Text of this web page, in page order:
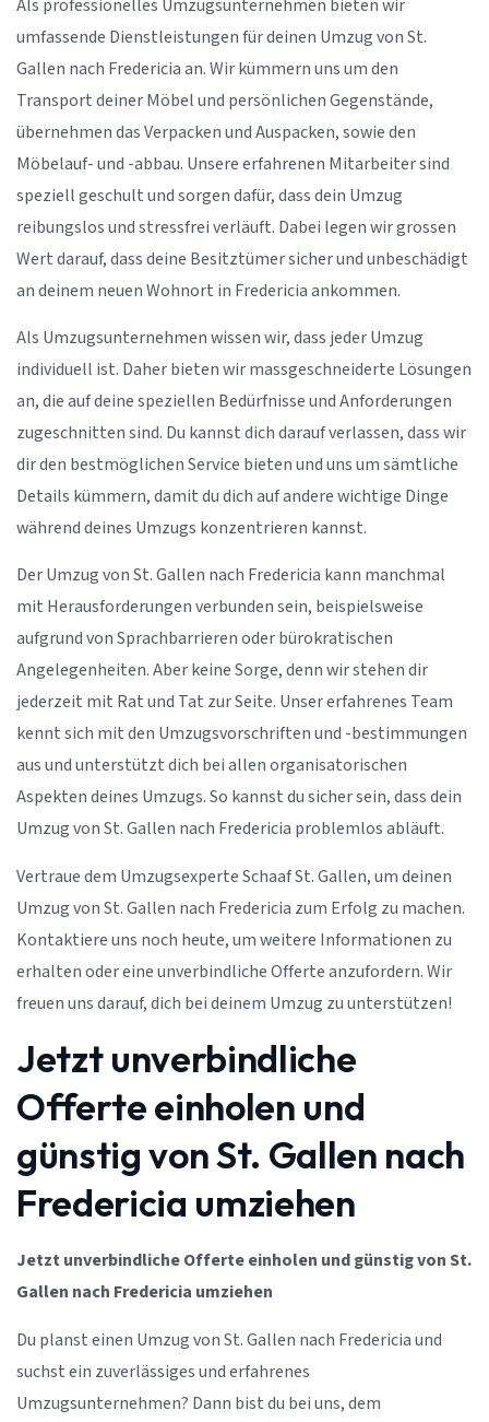
Als professionelles Umzugsunternehmen bieten wir
umfassende Dienstleistungen für deinen Umzug von St.
Gallen nach Fredericia an. Wir kümmern uns um den
Transport deiner Möbel und persönlichen Gegenstände,
übernehmen das Verpacken und Auspacken, sowie den
Möbelauf- und -abbau. Unsere erfahrenen Mitarbeiter sind
speziell geschult und sorgen dafür, dass dein Umzug
reibungslos und stressfrei verläuft. Dabei legen wir grossen
Wert darauf, dass deine Besitztümer sicher und unbeschädigt
an deinem neuen Wohnort in Fredericia ankommen.
Als Umzugsunternehmen wissen wir, dass jeder Umzug
individuell ist. Daher bieten wir massgeschneiderte Lösungen
an, die auf deine speziellen Bedürfnisse und Anforderungen
zugeschnitten sind. Du kannst dich darauf verlassen, dass wir
dir den bestmöglichen Service bieten und uns um sämtliche
Details kümmern, damit du dich auf andere wichtige Dinge
während deines Umzugs konzentrieren kannst.
Der Umzug von St. Gallen nach Fredericia kann manchmal
mit Herausforderungen verbunden sein, beispielsweise
aufgrund von Sprachbarrieren oder bürokratischen
Angelegenheiten. Aber keine Sorge, denn wir stehen dir
jederzeit mit Rat und Tat zur Seite. Unser erfahrenes Team
kennt sich mit den Umzugsvorschriften und -bestimmungen
aus und unterstützt dich bei allen organisatorischen
Aspekten deines Umzugs. So kannst du sicher sein, dass dein
Umzug von St. Gallen nach Fredericia problemlos abläuft.
Vertraue dem Umzugsexperte Schaaf St. Gallen, um deinen
Umzug von St. Gallen nach Fredericia zum Erfolg zu machen.
Kontaktiere uns noch heute, um weitere Informationen zu
erhalten oder eine unverbindliche Offerte anzufordern. Wir
freuen uns darauf, dich bei deinem Umzug zu unterstützen!
Jetzt unverbindliche
Offerte einholen und
günstig von St. Gallen nach
Fredericia umziehen
Jetzt unverbindliche Offerte einholen und günstig von St.
Gallen nach Fredericia umziehen
Du planst einen Umzug von St. Gallen nach Fredericia und
suchst ein zuverlässiges und erfahrenes
Umzugsunternehmen? Dann bist du bei uns, dem